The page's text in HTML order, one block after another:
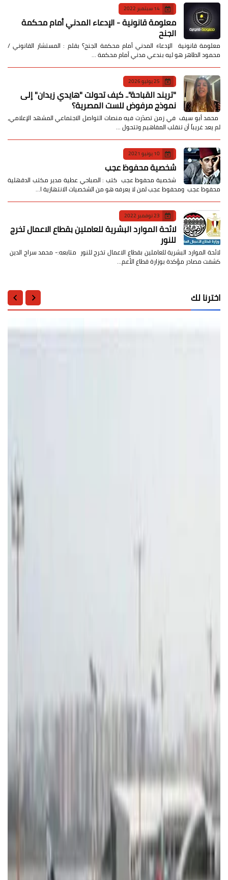
14 سبتمبر 2022
معلومة قانونية - الإدعاء المدني أمام محكمة
الجنح
معلومة قانونية الإدعاء المدني أمام محكمة الجنح؟ بقلم : المستشار القانوني /
محمود الطاهر هو ليه بندعي مدني أمام محكمة …
25 يوليو 2026
​"تريند القباحة".. كيف تحولت "هايدي زيدان" إلى
نموذج مرفوض للست المصرية؟
​ محمد أبو سيف ​في زمن تصدّرت فيه منصات التواصل الاجتماعي المشهد الإعلامي،
لم يعد غريباً أن تنقلب المفاهيم وتتحول …
10 يونيو 2021
شخصية محفوظ عجب
شخصية محفوظ عجب كتب : الصباحي عطية مدير مكتب الدقهلية
محفوظ عجب ومحفوظ عجب لمن لا يعرفه هو من الشخصيات الانتهازية ا…
23 نوفمبر 2022
لائحة الموارد البشرية للعاملين بقطاع الاعمال تخرج
للنور
لائحة الموارد البشرية للعاملين بقطاع الاعمال تخرج للنور متابعه:- محمد سراج الدين
كشفت مصادر مؤكدة بوزارة قطاع الأعم…
اخترنا لك